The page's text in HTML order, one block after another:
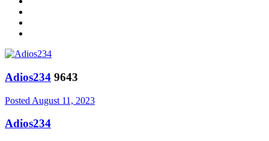
Adios234 9643
Posted August 11, 2023
Adios234